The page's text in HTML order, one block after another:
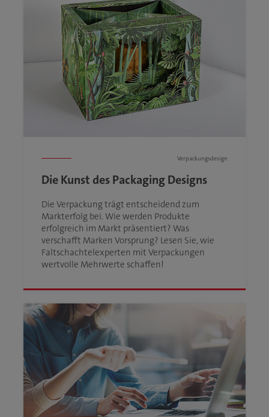
Verpackungsdesign
Die Kunst des Packaging Designs
Die Verpackung trägt entscheidend zum
Markterfolg bei. Wie werden Produkte
erfolgreich im Markt präsentiert? Was
verschafft Marken Vorsprung? Lesen Sie, wie
Faltschachtelexperten mit Verpackungen
wertvolle Mehrwerte schaffen!